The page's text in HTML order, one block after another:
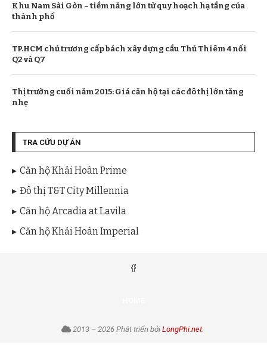
Khu Nam Sài Gòn – tiềm năng lớn từ quy hoạch hạ tầng của
thành phố
TP.HCM chủ trương cấp bách xây dựng cầu Thủ Thiêm 4 nối
Q2 và Q7
Thị trường cuối năm 2015: Giá căn hộ tại các đô thị lớn tăng
nhẹ
TRA CỨU DỰ ÁN
Căn hộ Khải Hoàn Prime
Đô thị T&T City Millennia
Căn hộ Arcadia at Lavila
Căn hộ Khải Hoàn Imperial
2013 – 2026 Phát triển bởi LongPhi.net.